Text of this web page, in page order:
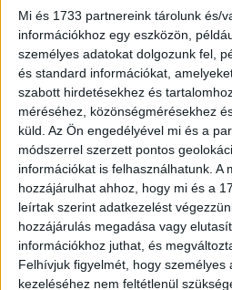
Mi és 1733 partnereink tárolunk és/
információkhoz egy eszközön,
személyes adatokat dolgozunk fel,
és standard információkat,
szabott hirdetésekhez és
méréséhez, közönségmérésekhez
küld. Az Ön engedélyével mi és a
módszerrel szerzett pontos
információkat is felhasználhatunk. A
hozzájárulhat ahhoz, hogy mi és a
leírtak szerint adatkezelést
hozzájárulás megadása vagy
információkhoz juthat, és
Felhívjuk figyelmét, hogy személyes
kezeléséhez nem feltétlenül
kulcsszerepben, és köszönöm
eddigi közös munkát és
mondta Szabó Balázs, az RTL
Streaming Officere.
Szafonov Olga a Yettel
Consumer Segment pozíciót,
üzletág kereskedelmi
Yettel B2C szegmens
otthoni internet és televíziós
felelős. Nevéhez fűződik az
üzletág, a YettelTV
Yepp teljesen digitális